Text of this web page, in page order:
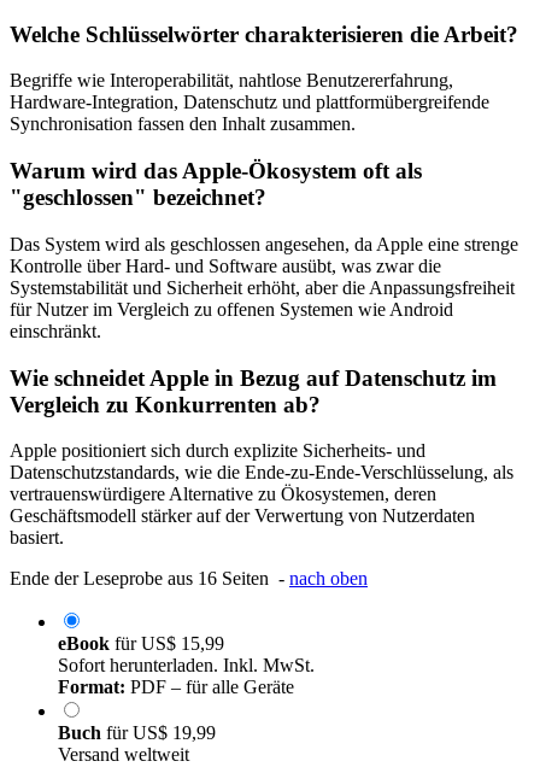
Welche Schlüsselwörter charakterisieren die Arbeit?
Begriffe wie Interoperabilität, nahtlose Benutzererfahrung,
Hardware-Integration, Datenschutz und plattformübergreifende
Synchronisation fassen den Inhalt zusammen.
Warum wird das Apple-Ökosystem oft als
"geschlossen" bezeichnet?
Das System wird als geschlossen angesehen, da Apple eine strenge
Kontrolle über Hard- und Software ausübt, was zwar die
Systemstabilität und Sicherheit erhöht, aber die Anpassungsfreiheit
für Nutzer im Vergleich zu offenen Systemen wie Android
einschränkt.
Wie schneidet Apple in Bezug auf Datenschutz im
Vergleich zu Konkurrenten ab?
Apple positioniert sich durch explizite Sicherheits- und
Datenschutzstandards, wie die Ende-zu-Ende-Verschlüsselung, als
vertrauenswürdigere Alternative zu Ökosystemen, deren
Geschäftsmodell stärker auf der Verwertung von Nutzerdaten
basiert.
Ende der Leseprobe aus 16 Seiten - nach oben
eBook fürUS$ 15,99
Sofort herunterladen. Inkl. MwSt.
Format: PDF – für alle Geräte
Buch fürUS$ 19,99
Versand weltweit